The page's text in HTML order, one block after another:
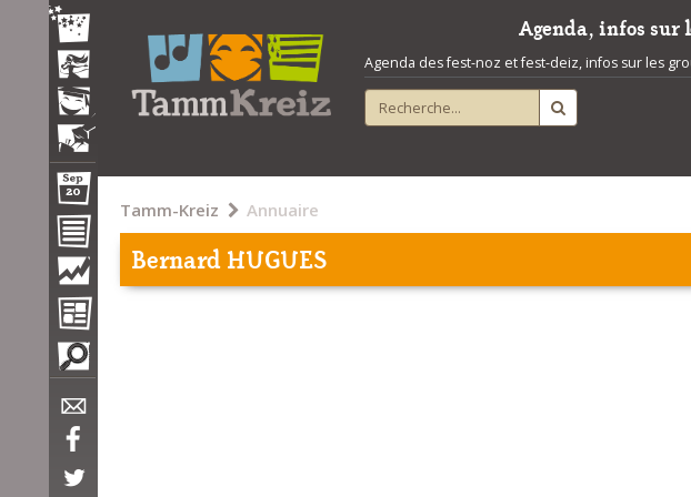
Agenda, infos sur
Agenda des fest-noz et fest-deiz, infos sur les
Tamm-Kreiz Annuaire
Bernard HUGUES